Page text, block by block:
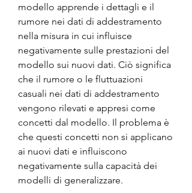
modello apprende i dettagli e il
rumore nei dati di addestramento
nella misura in cui influisce
negativamente sulle prestazioni del
modello sui nuovi dati. Ciò significa
che il rumore o le fluttuazioni
casuali nei dati di addestramento
vengono rilevati e appresi come
concetti dal modello. Il problema è
che questi concetti non si applicano
ai nuovi dati e influiscono
negativamente sulla capacità dei
modelli di generalizzare.